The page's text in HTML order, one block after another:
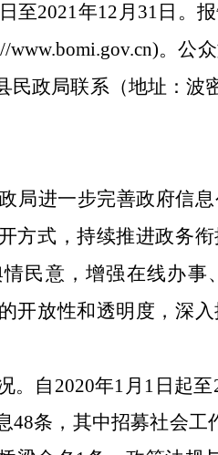
日至2021年12 月 31 日。
www.bomi.gov.cn)。公
民政局联系（地址：波
局进一步完善政府信
方式，持续推进政务
民意，增强在线办事
开放性和透明度，深
。 自 2020年1 月 1 日起至
48条，其中招募社会工